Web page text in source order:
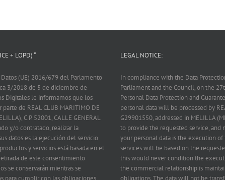
+ LOPD) “
(UE) 2016/679 del Parlamento
3/2018 de 5 de diciembre de
Digitales le informamos que los
de REAL CLUB MARITIMO DE
C.P. 52001, CALLE GENERAL
y/o contratado, realizar la
datos es la ejecución del servicio
y servicios está basada en el
de este consentimiento
se conservarán mientras se
LEGAL NOTICE:
In compliance with the Data
Parliament and the Council, on the
Personal Data Protection and
personal data will be processed by
G29901550, addressed in MELILLA
to provide the requested service,
your personal data is the execution
services will be based on the
this would never condition the
the commercial relationship is